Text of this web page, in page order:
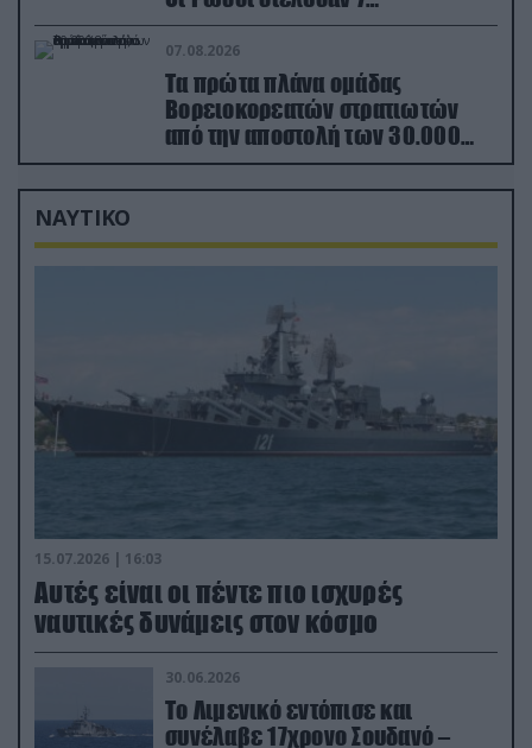
εγκαταστάσεις του ουκρανικού
κολοσσού!
07.08.2026
Τα πρώτα πλάνα ομάδας
Βορειοκορεατών στρατιωτών
από την αποστολή των 30.000
που έφτασαν στη Ρωσία (βίντεο)
ΝΑΥΤΙΚΟ
15.07.2026 | 16:03
Aυτές είναι οι πέντε πιο ισχυρές
ναυτικές δυνάμεις στον κόσμο
30.06.2026
Το Λιμενικό εντόπισε και
συνέλαβε 17χρονο Σουδανό –